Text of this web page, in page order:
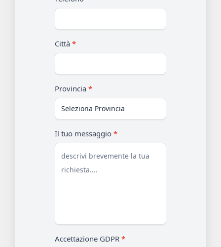
Città*
Provincia*
Il tuo messaggio*
Accettazione GDPR*